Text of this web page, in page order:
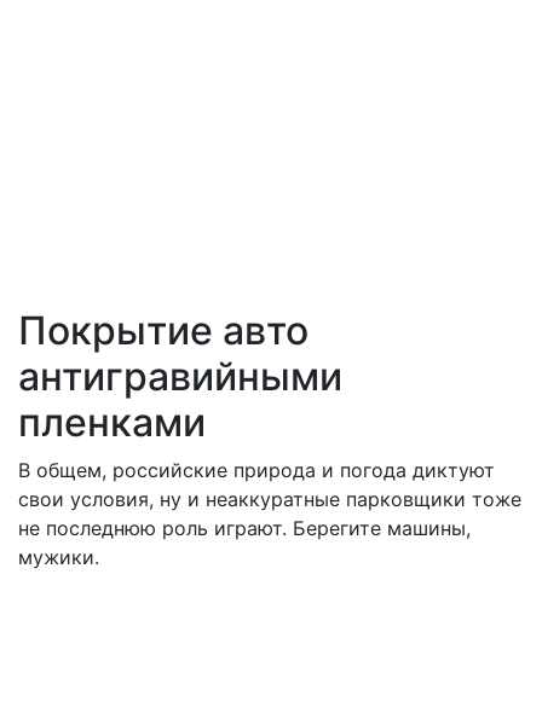
Покрытие авто
антигравийными
пленками
В общем, российские природа и погода диктуют
свои условия, ну и неаккуратные парковщики тоже
не последнюю роль играют. Берегите машины,
мужики.